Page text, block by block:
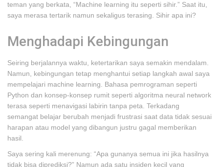
teman yang berkata, “Machine learning itu seperti sihir.” Saat itu,
saya merasa tertarik namun sekaligus terasing. Sihir apa ini?
Menghadapi Kebingungan
Seiring berjalannya waktu, ketertarikan saya semakin mendalam.
Namun, kebingungan tetap menghantui setiap langkah awal saya
mempelajari machine learning. Bahasa pemrograman seperti
Python dan konsep-konsep rumit seperti algoritma neural network
terasa seperti menavigasi labirin tanpa peta. Terkadang
semangat belajar berubah menjadi frustrasi saat data tidak sesuai
harapan atau model yang dibangun justru gagal memberikan
hasil.
Saya sering kali merenung: “Apa gunanya semua ini jika hasilnya
tidak bisa diprediksi?” Namun ada satu insiden kecil yang